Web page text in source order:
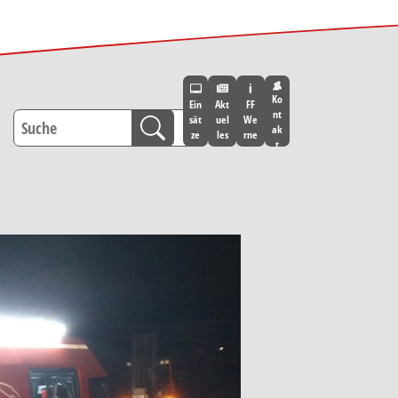
Ein
sät
ze
Akt
uel
les
FF
We
rne
Ko
nt
ak
t